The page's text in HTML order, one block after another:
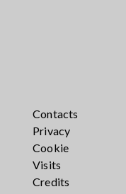
Contacts
Privacy
Cookie
Visits
Credits